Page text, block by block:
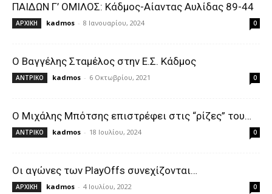
ΠΑΙΔΩΝ Γ’ ΟΜΙΛΟΣ: Κάδμος-Αίαντας Αυλίδας 89-44
ΑΡΧΙΚΗ kadmos - 8 Ιανουαρίου, 2024 0
Ο Βαγγέλης Σταμέλος στην Ε.Σ. Κάδμος
ΑΝTΡΙΚΟ kadmos - 6 Οκτωβρίου, 2021 0
Ο Μιχάλης Μπότσης επιστρέφει στις “ρίζες” του…
ΑΝTΡΙΚΟ kadmos - 18 Ιουλίου, 2024 0
Οι αγώνες των PlayOffs συνεχίζονται…
ΑΡΧΙΚΗ kadmos - 4 Ιουλίου, 2022 0